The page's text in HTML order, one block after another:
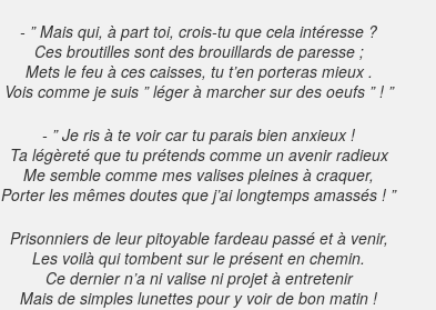
- ” Mais qui, à part toi, crois-tu que cela intéresse ?
Ces broutilles sont des brouillards de paresse ;
Mets le feu à ces caisses, tu t’en porteras mieux .
Vois comme je suis ” léger à marcher sur des oeufs ” ! ”
- ” Je ris à te voir car tu parais bien anxieux !
Ta légèreté que tu prétends comme un avenir radieux
Me semble comme mes valises pleines à craquer,
Porter les mêmes doutes que j’ai longtemps amassés ! ”
Prisonniers de leur pitoyable fardeau passé et à venir,
Les voilà qui tombent sur le présent en chemin.
Ce dernier n’a ni valise ni projet à entretenir
Mais de simples lunettes pour y voir de bon matin !